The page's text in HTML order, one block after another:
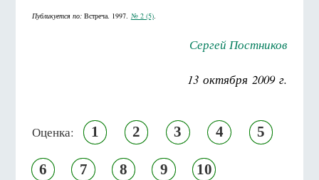
Публикуется по:Встреча. 1997. № 2 (5).
Сергей Постников
13 октября 2009 г.
Оценка: 1 2 3 4 5
6 7 8 9 10